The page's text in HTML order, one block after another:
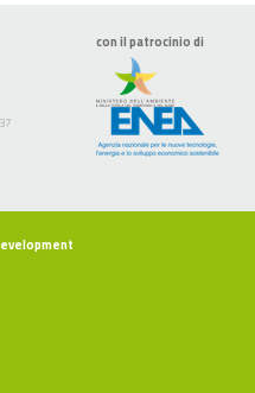
con il patrocinio di